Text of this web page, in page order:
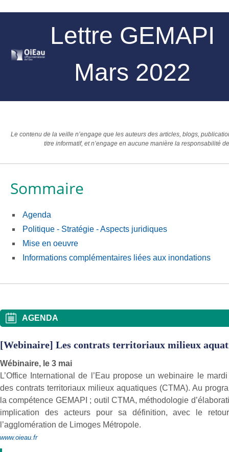
Lettre GEMAPI
Mars 2022
Le contenu de la veille n’engage que les auteurs des articles, blogs,
titre informatif, et n’engage en aucune manière la responsabilité
Sommaire
Agenda
Politique - Stratégie - Aspects juridiques
Mise en oeuvre
Informations complémentaires liées aux inondations
AGENDA
[Webinaire] Les contrats territoriaux milieux
Wébinaire, le 3 mai
L’Office International de l’Eau propose un webinaire le
des contrats territoriaux milieux aquatiques (CTMA). Au
la compétence GEMAPI ; outil CTMA, méthodologie
implication des acteurs pour sa définition, avec le
l’agglomération de Limoges Métropole.
www.oieau.fr